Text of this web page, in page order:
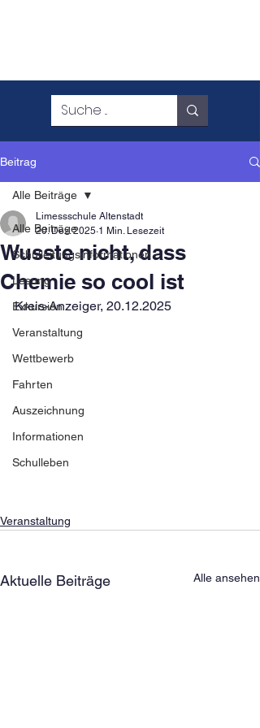
Beitrag
Alle Beiträge
Schulleitungsinformationen
Lesung
Exkursion
Veranstaltung
Wettbewerb
Fahrten
Auszeichnung
Informationen
Schulleben
Alle Beiträge
Wusste nicht, dass
Chemie so cool ist
Limessschule Altenstadt
20. Dez. 2025 1 Min. Lesezeit
Kreis-Anzeiger, 20.12.2025
Veranstaltung
Aktuelle Beiträge Alle ansehen